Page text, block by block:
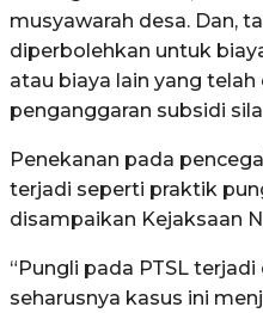
musyawarah desa. Dan,
diperbolehkan untuk
atau biaya lain yang
penganggaran subsidi
Penekanan pada
terjadi seperti praktik
disampaikan Kejaksaan
“Pungli pada PTSL
seharusnya kasus ini